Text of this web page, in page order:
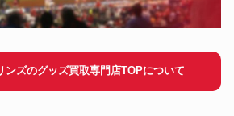
ンズのグッズ買取専門店TOPについて